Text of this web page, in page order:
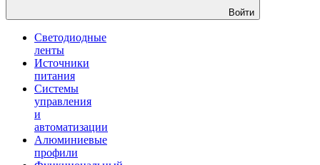
Войти
Светодиодные
ленты
Источники
питания
Системы
управления
и
автоматизации
Алюминиевые
профили